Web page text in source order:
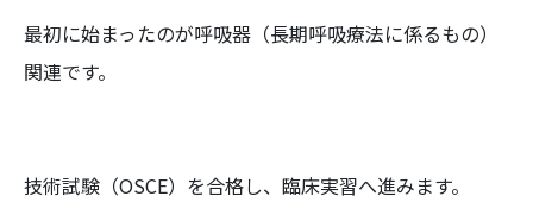
最初に始まったのが呼吸器（長期呼吸療法に係るもの）
関連です。
技術試験（OSCE）を合格し、臨床実習へ進みます。